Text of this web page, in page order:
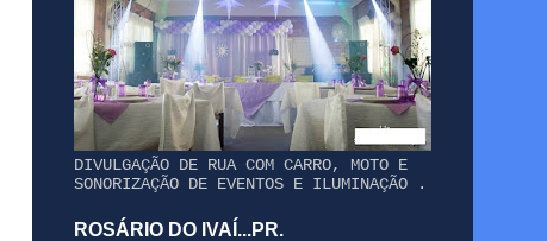
DIVULGAÇÃO DE RUA COM CARRO, MOTO E
SONORIZAÇÃO DE EVENTOS E ILUMINAÇÃO .
ROSÁRIO DO IVAÍ...PR.